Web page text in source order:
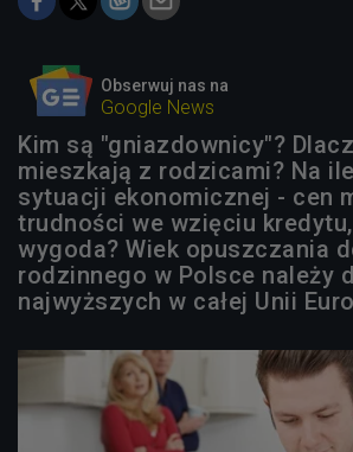
Obserwuj nas na
Google News
Kim są "gniazdownicy"?
mieszkają z rodzicami? Na
sytuacji ekonomicznej - cen
trudności we wzięciu
wygoda? Wiek opuszczania
rodzinnego w Polsce należy
najwyższych w całej Unii